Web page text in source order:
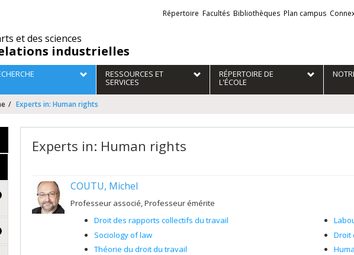
et des sciences
industrielles
Liens
externes
Répertoire Facultés Bibliothèques Plan campus
RESSOURCES ET
SERVICES
RÉPERTOIRE DE
L'ÉCOLE
Experts in: Human rights
Experts in: Human rights
COUTU, Michel
Professeur associé, Professeur émérite
Droit des rapports collectifs du travail
Sociology of law
Théorie du droit du travail
Droit